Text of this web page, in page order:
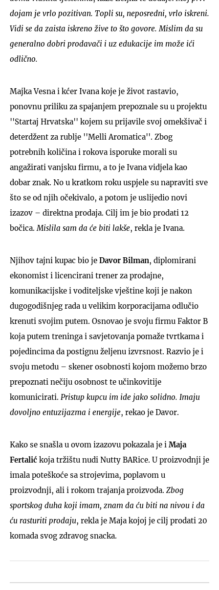
dojam je vrlo pozitivan. Topli su, neposredni, vrlo iskreni.
Vidi se da zaista iskreno žive to što govore. Mislim da su
generalno dobri prodavači i uz edukacije im može ići
odlično.
Majka Vesna i kćer Ivana koje je život rastavio,
ponovnu priliku za spajanjem prepoznale su u projektu
''Startaj Hrvatska'' kojem su prijavile svoj omekšivač i
deterdžent za rublje ''Melli Aromatica''. Zbog
potrebnih količina i rokova isporuke morali su
angažirati vanjsku firmu, a to je Ivana vidjela kao
dobar znak. No u kratkom roku uspjele su napraviti sve
što se od njih očekivalo, a potom je uslijedio novi
izazov – direktna prodaja. Cilj im je bio prodati 12
bočica. Mislila sam da će biti lakše, rekla je Ivana.
Njihov tajni kupac bio je Davor Bilman, diplomirani
ekonomist i licencirani trener za prodajne,
komunikacijske i voditeljske vještine koji je nakon
dugogodišnjeg rada u velikim korporacijama odlučio
krenuti svojim putem. Osnovao je svoju firmu Faktor B
koja putem treninga i savjetovanja pomaže tvrtkama i
pojedincima da postignu željenu izvrsnost. Razvio je i
svoju metodu – skener osobnosti kojom možemo brzo
prepoznati nečiju osobnost te učinkovitije
komunicirati. Pristup kupcu im ide jako solidno. Imaju
dovoljno entuzijazma i energije, rekao je Davor.
Kako se snašla u ovom izazovu pokazala je i Maja
Fertalić koja tržištu nudi Nutty BARice. U proizvodnji je
imala poteškoće sa strojevima, poplavom u
proizvodnji, ali i rokom trajanja proizvoda. Zbog
sportskog duha koji imam, znam da ću biti na nivou i da
ću rasturiti prodaju, rekla je Maja kojoj je cilj prodati 20
komada svog zdravog snacka.